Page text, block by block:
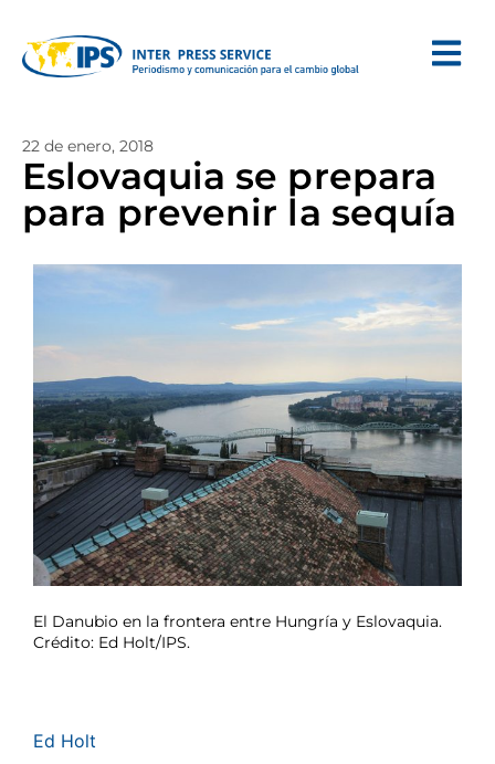
22 de enero, 2018
Eslovaquia se prepara
para prevenir la sequía
El Danubio en la frontera entre Hungría y Eslovaquia.
Crédito: Ed Holt/IPS.
Ed Holt